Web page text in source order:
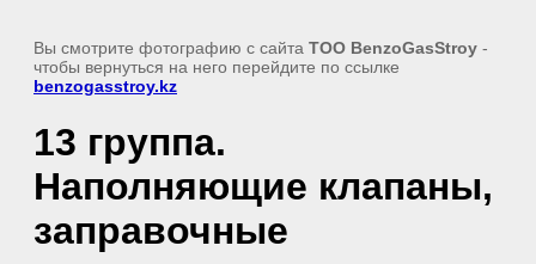
Вы смотрите фотографию с сайта TOO BenzoGasStroy -
чтобы вернуться на него перейдите по ссылке
benzogasstroy.kz
13 группа.
Наполняющие клапаны,
заправочные